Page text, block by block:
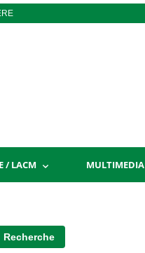
/ LACM MULTIMEDIA
Recherche